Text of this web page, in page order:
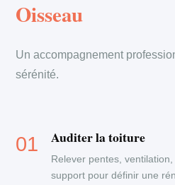
Oisseau
Un accompagnement
sérénité.
Auditer la toiture
Relever pentes,
support pour définir une